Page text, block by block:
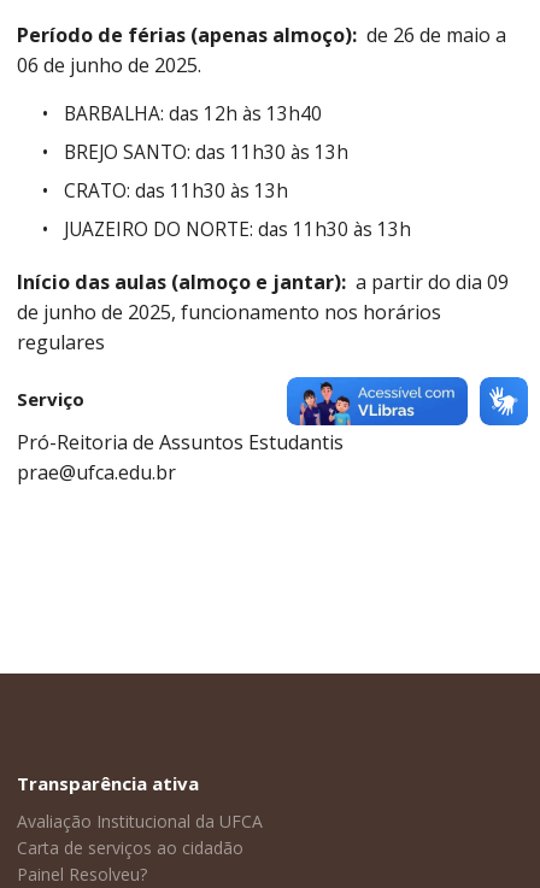
Período de férias (apenas almoço): de 26 de maio a
06 de junho de 2025.
BARBALHA: das 12h às 13h40
BREJO SANTO: das 11h30 às 13h
CRATO: das 11h30 às 13h
JUAZEIRO DO NORTE: das 11h30 às 13h
Início das aulas (almoço e jantar): a partir do dia 09
de junho de 2025, funcionamento nos horários
regulares
Serviço
Pró-Reitoria de Assuntos Estudantis
prae@ufca.edu.br
Transparência ativa
Avaliação Institucional da UFCA
Carta de serviços ao cidadão
Painel Resolveu?